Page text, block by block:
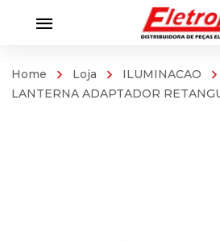
Home Loja ILUMINACAO
LANTERNA ADAPTADOR